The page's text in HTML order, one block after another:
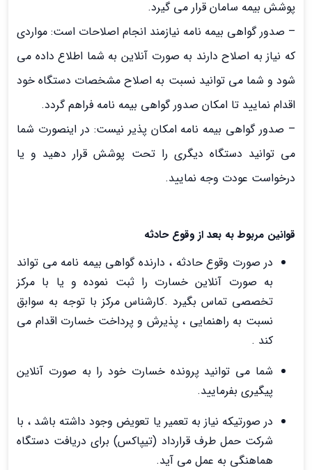
پوشش بیمه سامان قرار می گیرد.
– صدور گواهی بیمه نامه نیازمند انجام اصلاحات است: مواردی
که نیاز به اصلاح دارند به صورت آنلاین به شما اطلاع داده می
شود و شما می توانید نسبت به اصلاح مشخصات دستگاه خود
اقدام نمایید تا امکان صدور گواهی بیمه نامه فراهم گردد.
– صدور گواهی بیمه نامه امکان پذیر نیست: در اینصورت شما
می توانید دستگاه دیگری را تحت پوشش قرار دهید و یا
درخواست عودت وجه نمایید.
قوانین مربوط به بعد از وقوع حادثه
در ﺻﻮرت وﻗﻮع ﺣﺎدﺛﻪ ، دارﻧﺪه ﮔﻮاﻫﯽ ﺑﯿﻤﻪ ﻧﺎﻣﻪ ﻣﯽ ﺗﻮاﻧﺪ
ﺑﻪ ﺻﻮرت آﻧﻼﯾﻦ ﺧﺴﺎرت را ﺛﺒﺖ ﻧﻤﻮده و ﯾﺎ ﺑﺎ ﻣﺮﮐﺰ
ﺗﺨﺼﺼﯽ ﺗﻤﺎس ﺑﮕﯿﺮد .ﮐﺎرﺷﻨﺎس ﻣﺮﮐﺰ ﺑﺎ ﺗﻮﺟﻪ ﺑﻪ ﺳﻮاﺑﻖ
ﻧﺴﺒﺖ ﺑﻪ راﻫﻨﻤﺎﯾﯽ ، ﭘﺬﯾﺮش و ﭘﺮداﺧﺖ ﺧﺴﺎرت اﻗﺪام ﻣﯽ
ﮐﻨﺪ .
شما می توانید پرونده خسارت خود را به صورت آنلاین
پیگیری بفرمایید.
در ﺻﻮرﺗﯿﮑﻪ ﻧﯿﺎز ﺑﻪ ﺗﻌﻤﯿﺮ ﯾﺎ ﺗﻌﻮﯾﺾ وﺟﻮد داﺷﺘﻪ ﺑﺎﺷﺪ ، ﺑﺎ
ﺷﺮﮐﺖ ﺣﻤﻞ ﻃﺮف ﻗﺮارداد (ﺗﯿﭙﺎﮐﺲ) ﺑﺮاي درﯾﺎﻓﺖ دﺳﺘﮕﺎه
ﻫﻤﺎﻫﻨﮕﯽ ﺑﻪ ﻋﻤﻞ ﻣﯽ آﯾﺪ.